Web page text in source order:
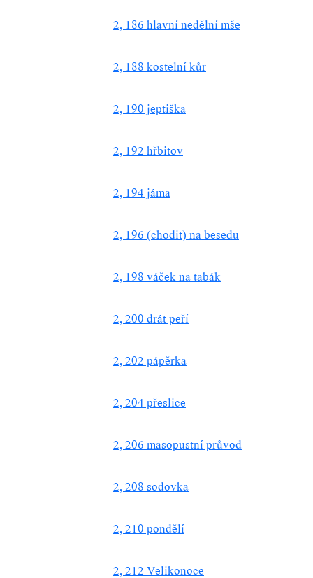
2, 186 hlavní nedělní mše
2, 188 kostelní kůr
2, 190 jeptiška
2, 192 hřbitov
2, 194 jáma
2, 196 (chodit) na besedu
2, 198 váček na tabák
2, 200 drát peří
2, 202 pápěrka
2, 204 přeslice
2, 206 masopustní průvod
2, 208 sodovka
2, 210 pondělí
2, 212 Velikonoce